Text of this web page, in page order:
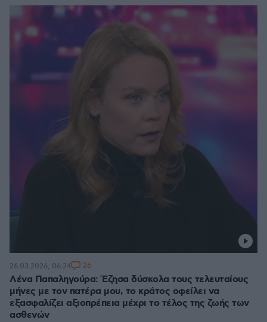
Λένα Παπαληγούρα: Έζησα δύσκολα τους τελευταίους
μήνες με τον πατέρα μου, το κράτος οφείλει να
εξασφαλίζει αξιοπρέπεια μέχρι το τέλος της ζωής των
ασθενών
26.03.2026, 06:24 26